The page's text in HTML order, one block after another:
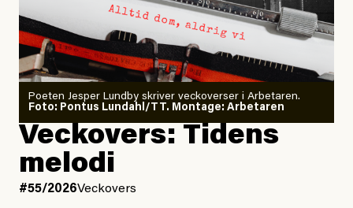
Sensationalism när ETC
granskar vänstern
Publicerad6 August, 2026
Uppdaterad7 August, 2026
minska
Joel Kellgren
Publicerad3 August, 2026
Uppdaterad3 August, 2026
Poeten Jesper Lundby skriver veckoverser i Arbetaren.
Foto: Pontus Lundahl/TT. Montage: Arbetaren
Veckovers: Tidens
melodi
#55/2026Veckovers